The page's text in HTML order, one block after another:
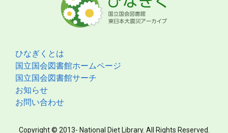
ひなぎくとは
国立国会図書館ホームページ
国立国会図書館サーチ
お知らせ
お問い合わせ
Copyright © 2013- National Diet Library. All Rights Reserved.